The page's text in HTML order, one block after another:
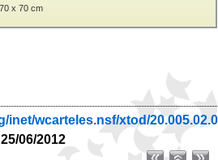
x 70 cm
inet/wcarteles.nsf/xtod/
06/2012